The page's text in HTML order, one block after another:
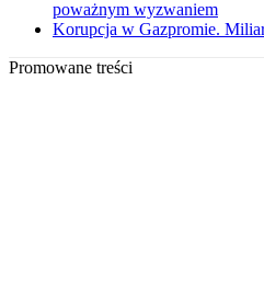
poważnym wyzwaniem
Korupcja w Gazpromie.
Promowane treści